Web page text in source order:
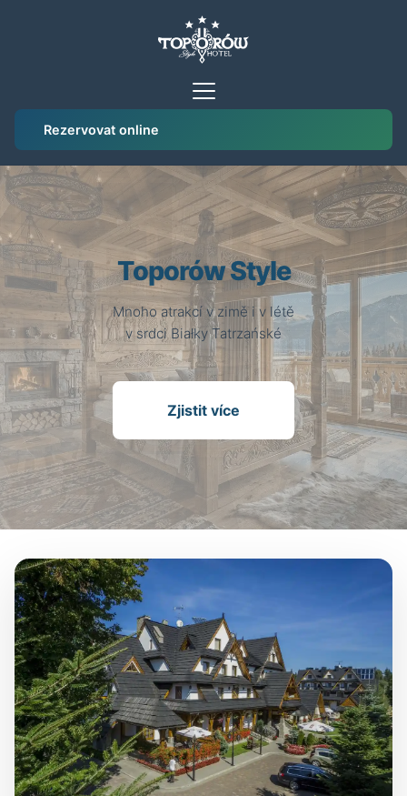
Rezervovat online
Toporów Style
Mnoho atrakcí v zimě i v létě
v srdci Białky Tatrzańské
Zjistit více